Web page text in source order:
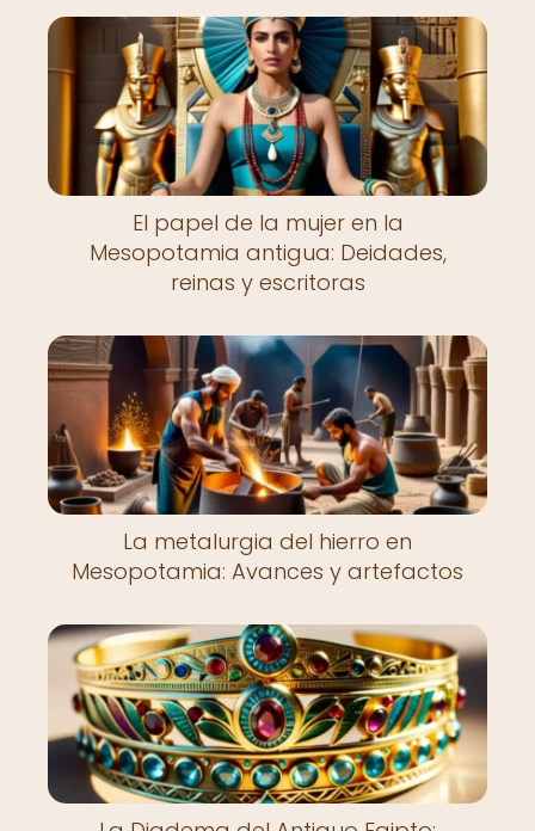
El papel de la mujer en la
Mesopotamia antigua: Deidades,
reinas y escritoras
La metalurgia del hierro en
Mesopotamia: Avances y artefactos